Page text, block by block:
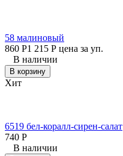
58 малиновый
860 Р1 215 Р цена за уп.
В наличии
В корзину
Хит
6519 бел-коралл-сирен-салат
740 Р
В наличии